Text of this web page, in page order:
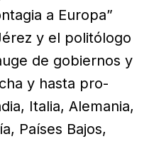
a Europa”
y el politólogo
de gobiernos y
y hasta pro-
Italia, Alemania,
Países Bajos,